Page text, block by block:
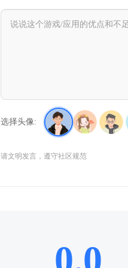
选择头像:
请文明发言，遵守社区规范